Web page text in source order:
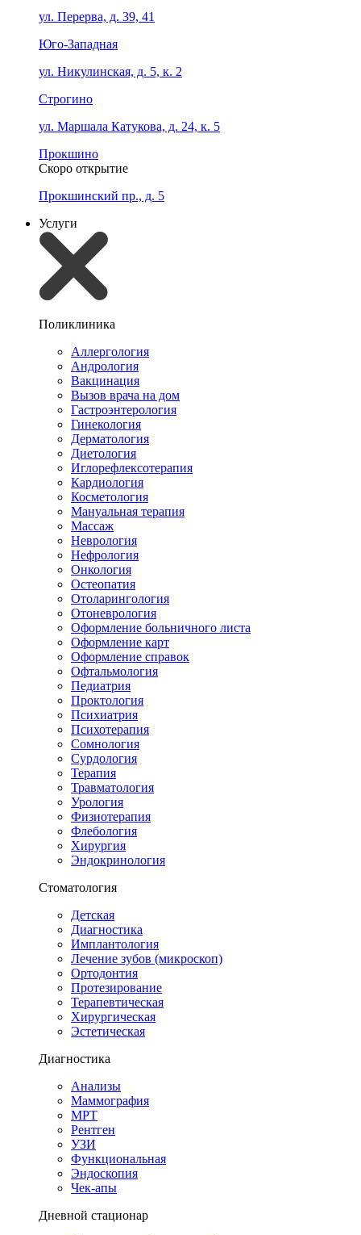
ул. Перерва, д. 39, 41
Юго-Западная
ул. Никулинская, д. 5, к. 2
Строгино
ул. Маршала Катукова, д. 24, к. 5
Прокшино
Скоро открытие
Прокшинский пр., д. 5
Услуги
Поликлиника
Аллергология
Андрология
Вакцинация
Вызов врача на дом
Гастроэнтерология
Гинекология
Дерматология
Диетология
Иглорефлексотерапия
Кардиология
Косметология
Мануальная терапия
Массаж
Неврология
Нефрология
Онкология
Остеопатия
Отоларингология
Отоневрология
Оформление больничного листа
Оформление карт
Оформление справок
Офтальмология
Педиатрия
Проктология
Психиатрия
Психотерапия
Сомнология
Сурдология
Терапия
Травматология
Урология
Физиотерапия
Флебология
Хирургия
Эндокринология
Стоматология
Детская
Диагностика
Имплантология
Лечение зубов (микроскоп)
Ортодонтия
Протезирование
Терапевтическая
Хирургическая
Эстетическая
Диагностика
Анализы
Маммография
МРТ
Рентген
УЗИ
Функциональная
Эндоскопия
Чек-апы
Дневной стационар